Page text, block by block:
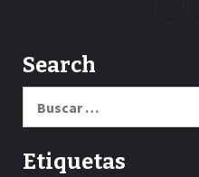
Search
Etiquetas